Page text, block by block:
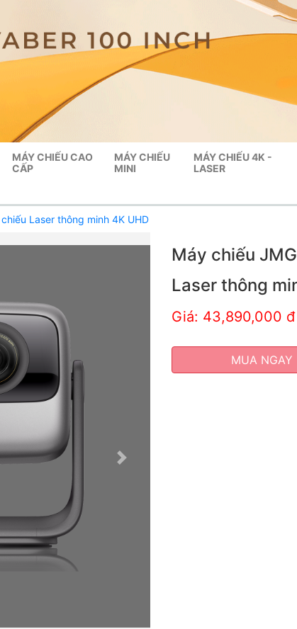
MÁY CHIẾU CAO
CẤP
MÁY CHIẾU
MINI
MÁY CHIẾU 4K -
LASER
Laser thông minh 4K UHD
Next
Máy chiếu
Laser thông
Giá: 43,890,000 đ
MUA NGAY